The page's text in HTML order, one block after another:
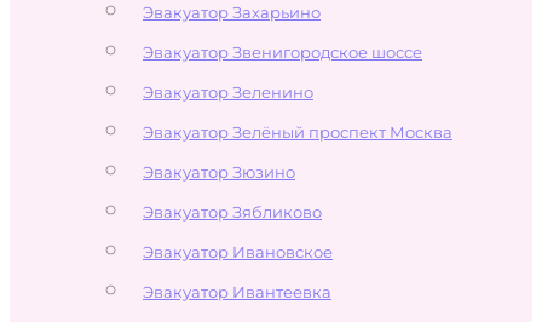
Эвакуатор Захарьино
Эвакуатор Звенигородское шоссе
Эвакуатор Зеленино
Эвакуатор Зелёный проспект Москва
Эвакуатор Зюзино
Эвакуатор Зябликово
Эвакуатор Ивановское
Эвакуатор Ивантеевка